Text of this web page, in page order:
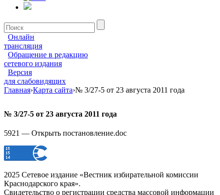
Онлайн
трансляция
Обращение в редакцию
сетевого издания
Версия
для слабовидящих
Главная›Карта сайта›№ 3/27-5 от 23 августа 2011 года
№ 3/27-5 от 23 августа 2011 года
5921 — Открыть постановление.doc
2025 Сетевое издание «Вестник избирательной комиссии
Краснодарского края».
Свидетельство о регистрации средства массовой информации